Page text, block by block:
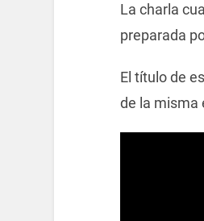
La charla
preparada
El título de
de la misma